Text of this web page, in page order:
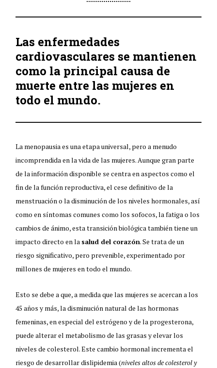
Las enfermedades
cardiovasculares se mantienen
como la principal causa de
muerte entre las mujeres en
todo el mundo.
La menopausia es una etapa universal, pero a menudo
incomprendida en la vida de las mujeres. Aunque gran parte
de la información disponible se centra en aspectos como el
fin de la función reproductiva, el cese definitivo de la
menstruación o la disminución de los niveles hormonales, así
como en síntomas comunes como los sofocos, la fatiga o los
cambios de ánimo, esta transición biológica también tiene un
impacto directo en la salud del corazón. Se trata de un
riesgo significativo, pero prevenible, experimentado por
millones de mujeres en todo el mundo.
Esto se debe a que, a medida que las mujeres se acercan a los
45 años y más, la disminución natural de las hormonas
femeninas, en especial del estrógeno y de la progesterona,
puede alterar el metabolismo de las grasas y elevar los
niveles de colesterol. Este cambio hormonal incrementa el
riesgo de desarrollar dislipidemia (niveles altos de colesterol y